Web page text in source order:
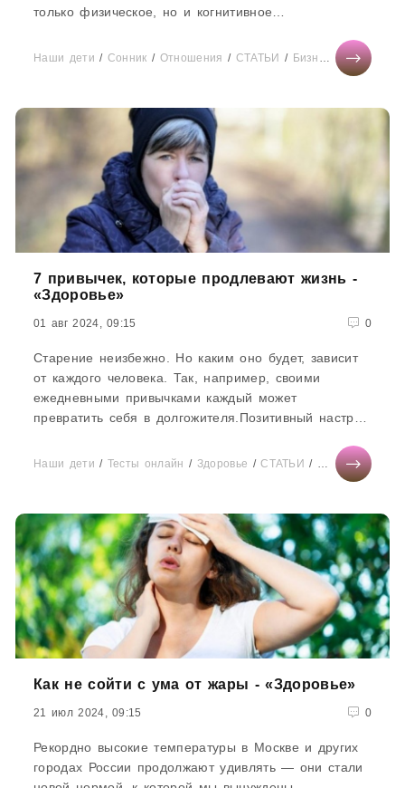
только физическое, но и когнитивное
Наши дети / Сонник / Отношения / СТАТЬИ / Бизнес /Здоровье
7 привычек, которые продлевают жизнь -
«Здоровье»
01 авг 2024, 09:15 0
Старение неизбежно. Но каким оно будет, зависит
от каждого человека. Так, например, своими
ежедневными привычками каждый может
превратить себя в долгожителя.Позитивный настрой
Наши дети / Тесты онлайн / Здоровье /СТАТЬИ / Отношения
Как не сойти с ума от жары - «Здоровье»
21 июл 2024, 09:15 0
Рекордно высокие температуры в Москве и других
городах России продолжают удивлять — они стали